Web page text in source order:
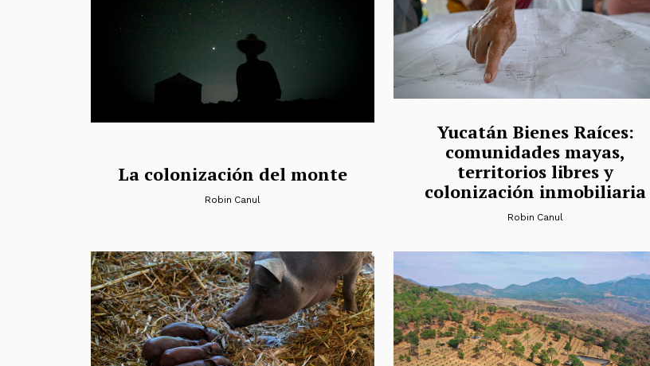
La colonización del monte
Robin Canul
Yucatán Bienes Raíces:
comunidades mayas,
territorios libres y
colonización inmobiliaria
Robin Canul